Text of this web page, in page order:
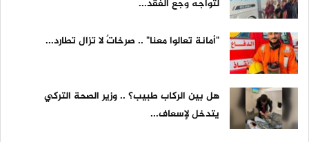
لتواجه وجع الفقد...
"أمانة تعالوا معنا" .. صرخاتٌ لا تزال تطارد...
هل بين الركاب طبيب؟ .. وزير الصحة التركي
يتدخل لإسعاف...